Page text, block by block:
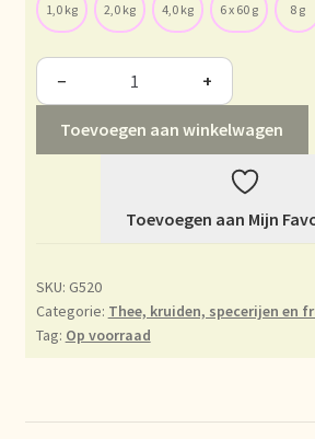
Declaración de privacidad
Déclaration de confidentialité
Devoluciones y garantía
Expédition et livraison
Food safety
Impressum
1,0 kg 2,0 kg 4,0 kg 6 x 60 g 8 g
− +
Toevoegen aan winkelwagen
Toevoegen aan Mijn
SKU: G520
Categorie: Thee, kruiden, specerijen en
Tag: Op voorraad